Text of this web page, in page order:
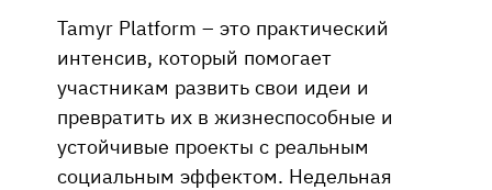
Tamyr Platform – это практический
интенсив, который помогает
участникам развить свои идеи и
превратить их в жизнеспособные и
устойчивые проекты с реальным
социальным эффектом. Недельная